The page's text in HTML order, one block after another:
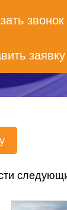
звонок
заявку